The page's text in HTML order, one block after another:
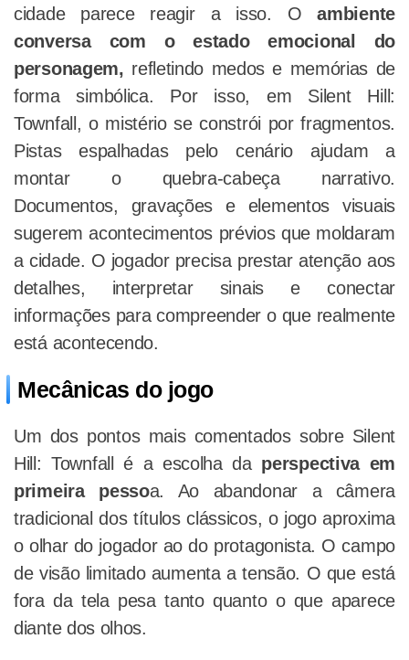
cidade parece reagir a isso. Oambiente
conversa com o estado emocional do
personagem, refletindo medos e memórias de
forma simbólica. Por isso, em Silent Hill:
Townfall, o mistério se constrói por fragmentos.
Pistas espalhadas pelo cenário ajudam a
montar o quebra-cabeça narrativo.
Documentos, gravações e elementos visuais
sugerem acontecimentos prévios que moldaram
a cidade. O jogador precisa prestar atenção aos
detalhes, interpretar sinais e conectar
informações para compreender o que realmente
está acontecendo.
Mecânicas do jogo
Um dos pontos mais comentados sobre Silent
Hill: Townfall é a escolha da perspectiva em
primeira pessoa. Ao abandonar a câmera
tradicional dos títulos clássicos, o jogo aproxima
o olhar do jogador ao do protagonista. O campo
de visão limitado aumenta a tensão. O que está
fora da tela pesa tanto quanto o que aparece
diante dos olhos.